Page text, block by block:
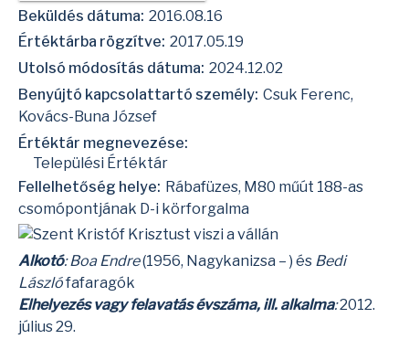
Beküldés dátuma: 2016.08.16
Értéktárba rögzítve: 2017.05.19
Utolsó módosítás dátuma: 2024.12.02
Benyújtó kapcsolattartó személy: Csuk Ferenc,
Kovács-Buna József
Értéktár megnevezése:
Települési Értéktár
Fellelhetőség helye: Rábafüzes, M80 műút 188-as
csomópontjának D-i körforgalma
Alkotó:Boa Endre(1956, Nagykanizsa – ) és Bedi
Lászlófafaragók
Elhelyezés vagy felavatás évszáma, ill. alkalma:2012.
július 29.